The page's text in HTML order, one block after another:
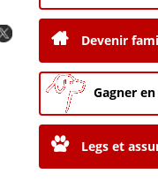
Devenir
Gagner
Legs et